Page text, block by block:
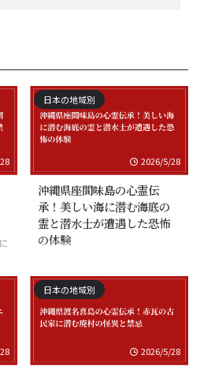
日本の地域別
2026/5/28
沖縄県座間味島の心霊伝
承！美しい海に潜む海底の
霊と潜水士が遭遇した恐怖
の体験
士の怪談
日本の地域別
2026/5/28